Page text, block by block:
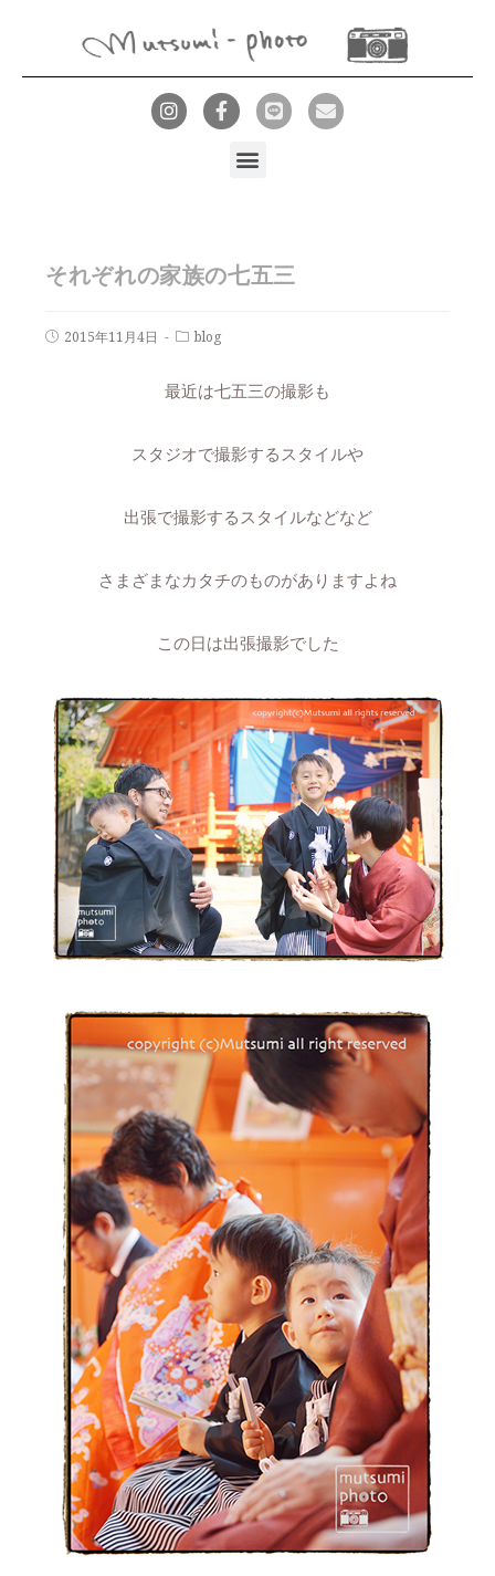
それぞれの家族の七五三
2015年11月4日 blog
最近は七五三の撮影も
スタジオで撮影するスタイルや
出張で撮影するスタイルなどなど
さまざまなカタチのものがありますよね
この日は出張撮影でした